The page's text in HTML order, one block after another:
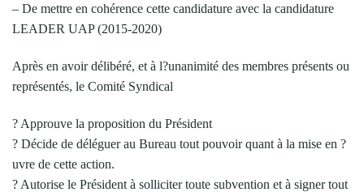
– De mettre en cohérence cette candidature avec la candidature
LEADER UAP (2015-2020)
Après en avoir délibéré, et à l?unanimité des membres présents ou
représentés, le Comité Syndical
? Approuve la proposition du Président
? Décide de déléguer au Bureau tout pouvoir quant à la mise en ?
uvre de cette action.
? Autorise le Président à solliciter toute subvention et à signer tout